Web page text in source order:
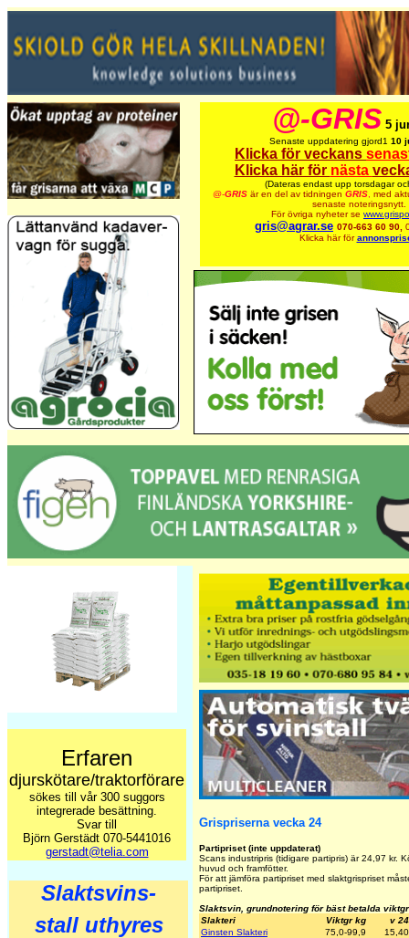
@-GRIS 5
Senaste uppdatering gjord1 10
Klicka för veckans
Klicka här för nästa
(Dateras endast upp torsdagar
@-GRIS är en del av tidningen GRIS, med
senaste noteringsnytt.
För övriga nyheter se
gris@agrar.se 070-663 60 90,
Klicka här för
Erfaren
djurskötare/traktorförare
sökes till vår 300 suggors
integrerade besättning.
Svar till
Björn Gerstädt 070-5441016
gerstadt@telia.com
Slaktsvins-
stall uthyres
Grispriserna vecka 24
Partipriset (inte uppdaterat)
Scans industripris (tidigare partipris) är24,97 kr.
huvud och framfötter.
För att jämföra partipriset med slaktgrispriset
partipriset.
Slaktsvin, grundnotering för bäst betalda
Slakteri
Viktgr kg
v 24
Ginsten Slakteri
75,0-99,9
15,40